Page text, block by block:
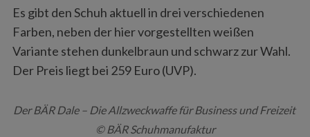
Es gibt den Schuh aktuell in drei verschiedenen
Farben, neben der hier vorgestellten weißen
Variante stehen dunkelbraun und schwarz zur Wahl.
Der Preis liegt bei 259 Euro (UVP).
Der BÄR Dale – Die Allzweckwaffe für Business und Freizeit
© BÄR Schuhmanufaktur